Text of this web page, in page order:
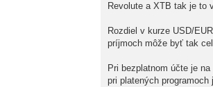
Revolute a XTB tak je to
Rozdiel v kurze USD/
príjmoch môže byť tak
Pri bezplatnom účte je
pri platených